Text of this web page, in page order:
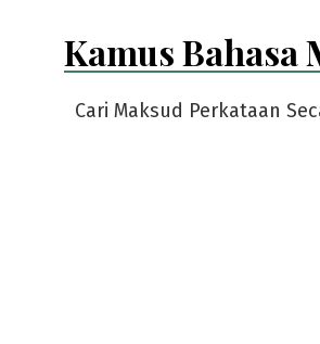
Kamus Bahasa
Cari Maksud Perkataan